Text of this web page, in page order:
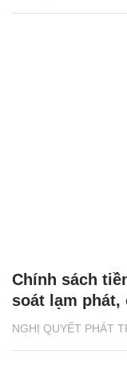
NGHỊ QUYẾT PHÁT
Chính sách
soát lạm